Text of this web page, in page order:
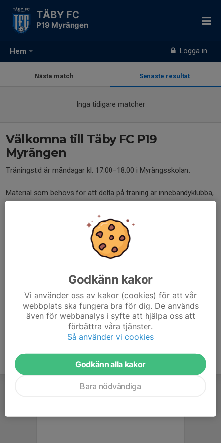
Hem Logga in
TÄBY FC
P19 Myrängen
Nästa match Senaste resultat
Inga tidigare matcher
Välkomna till Täby FC P19
Myrängen
Träningstid är måndagar kl. 17.00–18.00 i Myrängsskolan.
Material som behövs för att delta på träning är innebandyklubba,
innebandyglasögon, inneskor, vattenflaska och ett glatt humör.
Alla barn får prova på tre tillfällen innan de bestämmer om de vill
Vill du spela innebandy?
Anmäl dig här!
Godkänn kakor
Vi använder oss av kakor (cookies) för att vår
webbplats ska fungera bra för dig. De används
även för webbanalys i syfte att hjälpa oss att
förbättra våra tjänster.
Så använder vi cookies
Godkänn alla kakor
Bara nödvändiga